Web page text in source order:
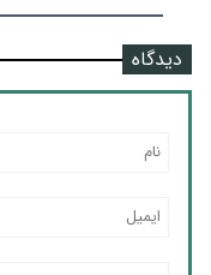
دیدگاه